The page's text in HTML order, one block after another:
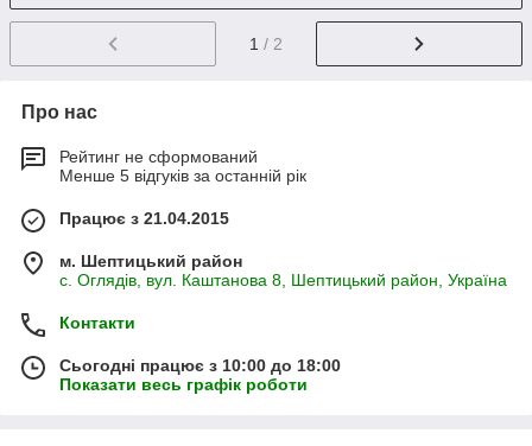
1 / 2
Про нас
Рейтинг не сформований
Менше 5 відгуків за останній рік
Працює з 21.04.2015
м. Шептицький район
с. Оглядів, вул. Каштанова 8, Шептицький район, Україна
Контакти
Сьогодні працює з 10:00 до 18:00
Показати весь графік роботи